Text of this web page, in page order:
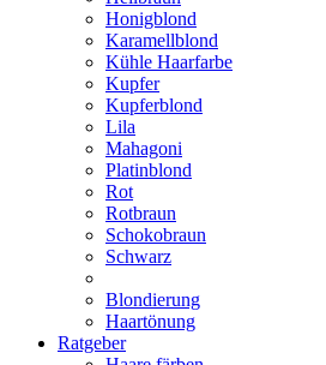
Honigblond
Karamellblond
Kühle Haarfarbe
Kupfer
Kupferblond
Lila
Mahagoni
Platinblond
Rot
Rotbraun
Schokobraun
Schwarz
Blondierung
Haartönung
Ratgeber